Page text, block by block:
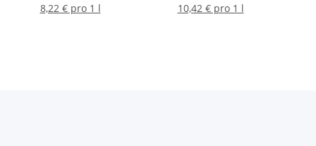
8,22 € pro 1 l
10,42 € pro 1 l